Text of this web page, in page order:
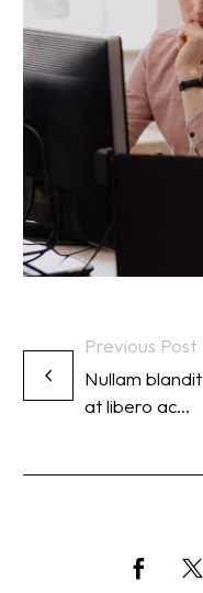
Previous Post
Nullam blandit
at libero ac